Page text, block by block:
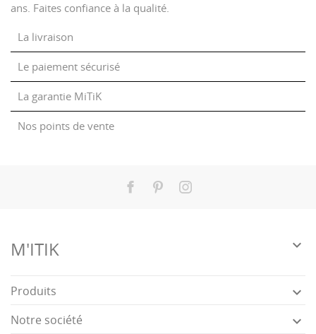
ans. Faites confiance à la qualité.
La livraison
Le paiement sécurisé
La garantie MiTiK
Nos points de vente
Facebook
PinterestInstagram
M'ITIK 
Produits 
Notre société 